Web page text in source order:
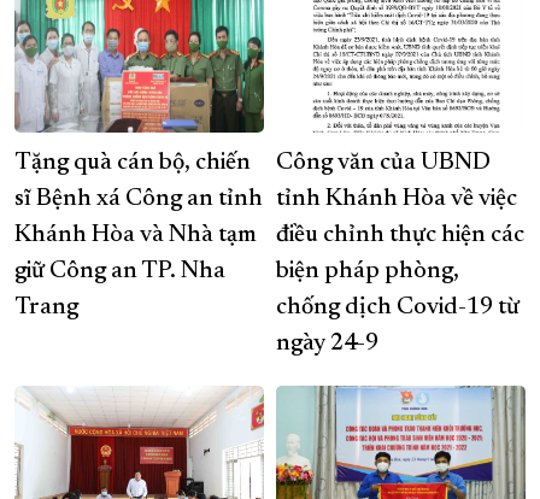
Tặng quà cán bộ, chiến
sĩ Bệnh xá Công an tỉnh
Khánh Hòa và Nhà tạm
giữ Công an TP. Nha
Trang
Công văn của UBND
tỉnh Khánh Hòa về việc
điều chỉnh thực hiện các
biện pháp phòng,
chống dịch Covid-19 từ
ngày 24-9